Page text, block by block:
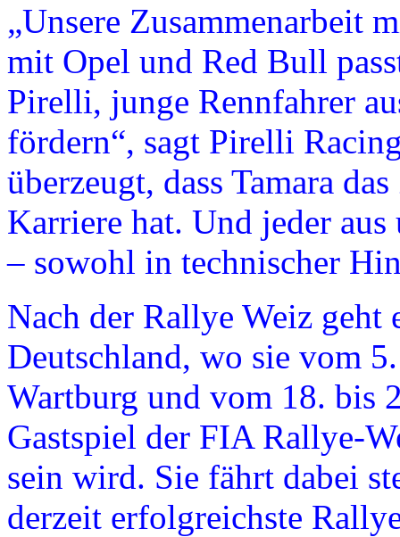
„Unsere Zusammenarbeit
mit Opel und Red Bull
Pirelli, junge Rennfahrer
fördern“, sagt Pirelli
überzeugt, dass Tamara
Karriere hat. Und jeder aus
– sowohl in technischer
Nach der Rallye Weiz
Deutschland, wo sie vom
Wartburg und vom 18. bis
Gastspiel der FIA Rallye-
sein wird. Sie fährt dabei
derzeit erfolgreichste